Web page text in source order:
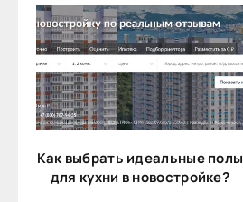
Как выбрать идеальные полы
для кухни в новостройке?